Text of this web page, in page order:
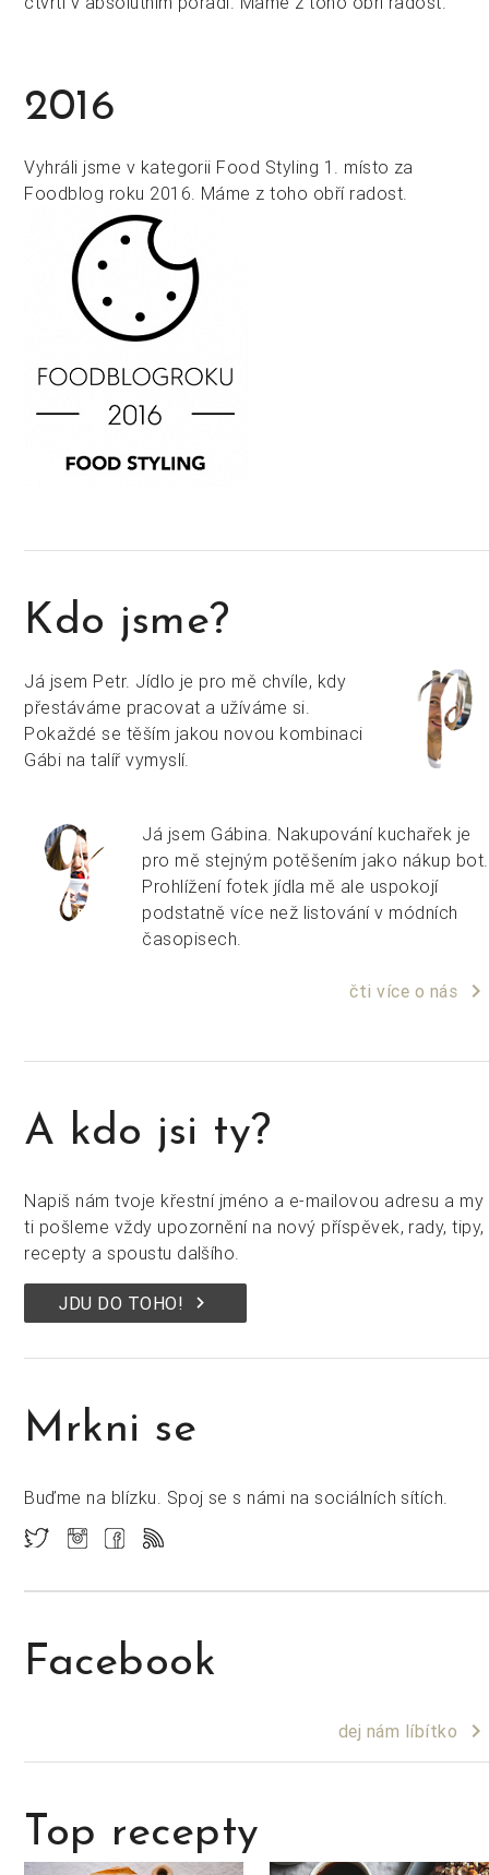
2016
Vyhráli jsme v kategorii Food Styling 1. místo za
Foodblog roku 2016. Máme z toho obří radost.
Kdo jsme?
Já jsem Petr. Jídlo je pro mě chvíle, kdy
přestáváme pracovat a užíváme si.
Pokaždé se těším jakou novou kombinaci
Gábi na talíř vymyslí.
Já jsem Gábina. Nakupování kuchařek je
pro mě stejným potěšením jako nákup bot.
Prohlížení fotek jídla mě ale uspokojí
podstatně více než listování v módních
časopisech.
čti více o nás keyboard_arrow_right
A kdo jsi ty?
Napiš nám tvoje křestní jméno a e-mailovou adresu a my
ti pošleme vždy upozornění na nový příspěvek, rady, tipy,
recepty a spoustu dalšího.
keyboard_arrow_right
JDU DO TOHO!
Mrkni se
Buďme na blízku. Spoj se s námi na sociálních sítích.
Facebook
dej nám líbítko keyboard_arrow_right
Top recepty